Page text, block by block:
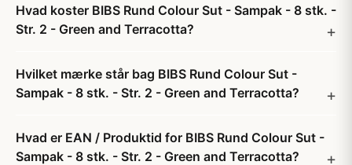
Hvad koster BIBS Rund Colour Sut - Sampak - 8 stk. -
Str. 2 - Green and Terracotta?
Hvilket mærke står bag BIBS Rund Colour Sut -
Sampak - 8 stk. - Str. 2 - Green and Terracotta?
Hvad er EAN / Produktid for BIBS Rund Colour Sut -
Sampak - 8 stk. - Str. 2 - Green and Terracotta?